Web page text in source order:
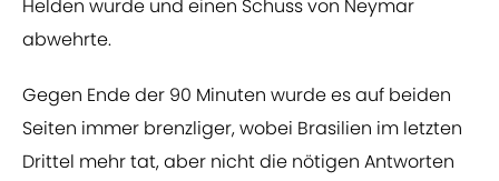
Helden wurde und einen Schuss von Neymar
abwehrte.
Gegen Ende der 90 Minuten wurde es auf beiden
Seiten immer brenzliger, wobei Brasilien im letzten
Drittel mehr tat, aber nicht die nötigen Antworten